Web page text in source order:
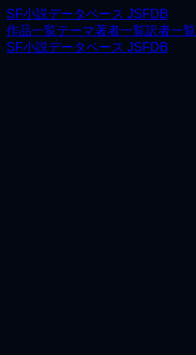
SF小説データベース JSFDB
作品一覧テーマ著者一覧訳者一覧
SF小説データベース JSFDB